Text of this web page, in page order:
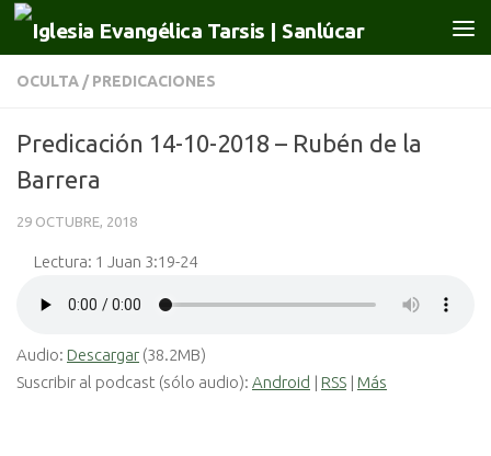
Saltar al contenido
OCULTA / PREDICACIONES
Predicación 14-10-2018 – Rubén de la
Barrera
29 OCTUBRE, 2018
Lectura: 1 Juan 3:19-24
Audio: Descargar (38.2MB)
Suscribir al podcast (sólo audio): Android | RSS | Más